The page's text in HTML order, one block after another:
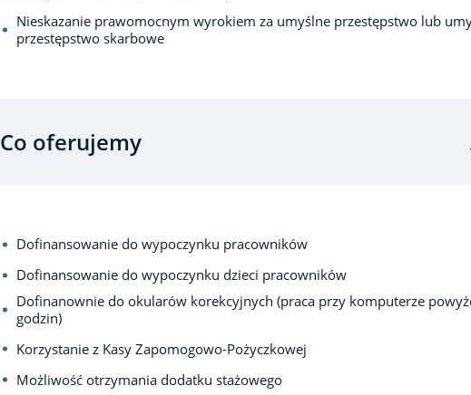
Nieskazanie prawomocnym wyrokiem za umyślne przestępstwo lub
przestępstwo skarbowe
Co oferujemy
Dofinansowanie do wypoczynku pracowników
Dofinansowanie do wypoczynku dzieci pracowników
Dofinanownie do okularów korekcyjnych (praca przy komputerze
godzin)
Korzystanie z Kasy Zapomogowo-Pożyczkowej
Możliwość otrzymania dodatku stażowego